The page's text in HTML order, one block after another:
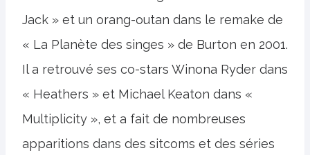
Jack » et un orang-outan dans le remake de
« La Planète des singes » de Burton en 2001.
Il a retrouvé ses co-stars Winona Ryder dans
« Heathers » et Michael Keaton dans «
Multiplicity », et a fait de nombreuses
apparitions dans des sitcoms et des séries